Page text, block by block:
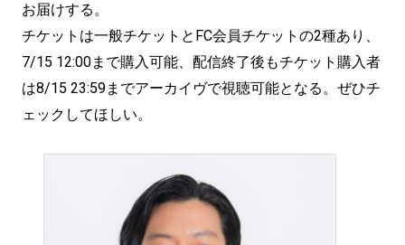
お届けする。
チケットは一般チケットとFC会員チケットの2種あり、
7/15 12:00まで購入可能、配信終了後もチケット購入者
は8/15 23:59までアーカイヴで視聴可能となる。ぜひチ
ェックしてほしい。